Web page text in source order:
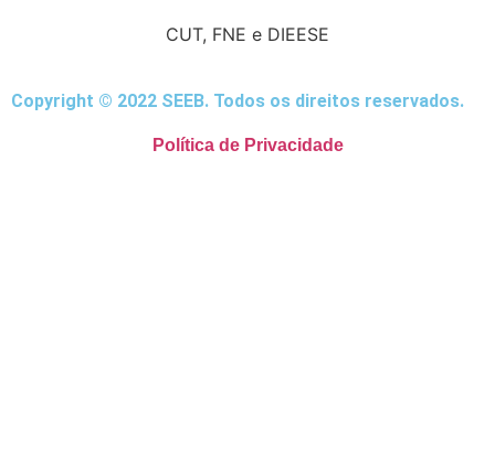
CUT, FNE e DIEESE
Copyright © 2022 SEEB. Todos os direitos reservados.
Política de Privacidade